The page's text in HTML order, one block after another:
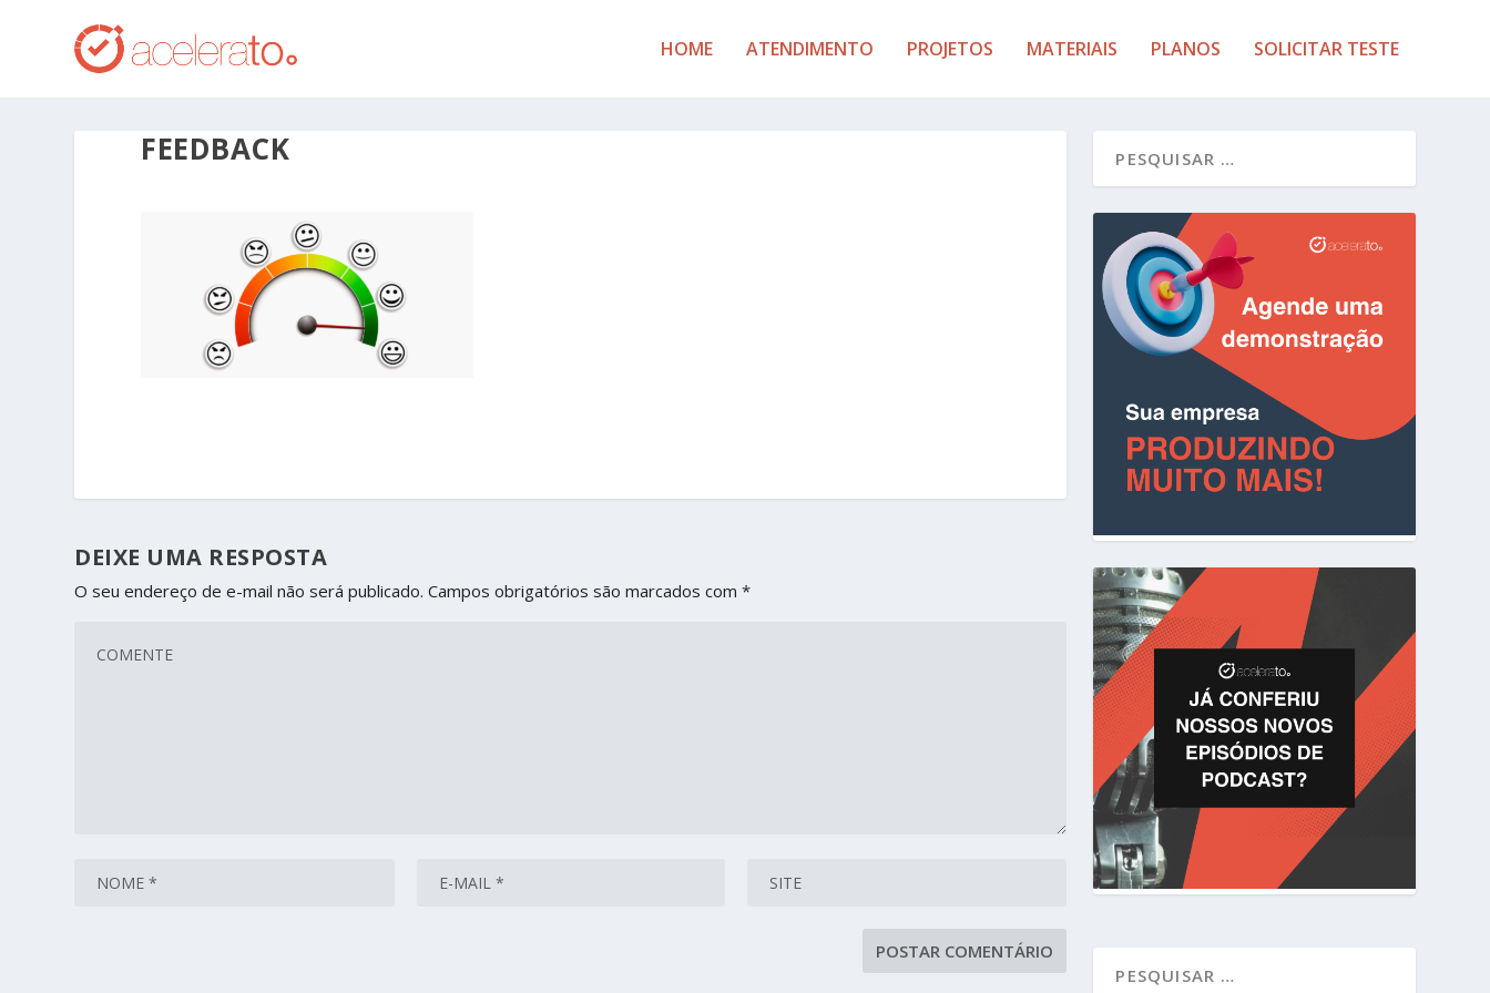
HOME ATENDIMENTO PROJETOS MATERIAIS PLANOS SOLICITAR TESTE
FEEDBACK
DEIXE UMA RESPOSTA
O seu endereço de e-mail não será publicado. Campos obrigatórios são marcados com*